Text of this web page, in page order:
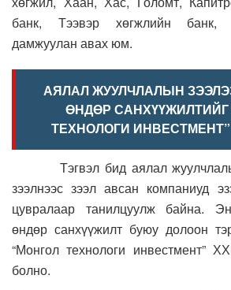
банк, Тээвэр хөгжлийн банк,
дамжуулан авах юм.
АЯЛАЛ ЖУУЛЧЛАЛЫН
ӨНДӨР
ТЕХНОЛОГИ
Тэгвэл бид аялал
зээлнээс зээл авсан компаниуд
цувралаар танилцуулж байна.
өндөр санхүүжилт буюу долоон
“Монгол технологи инвестмент”
болно.